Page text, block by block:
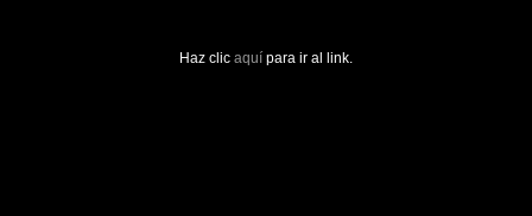
Haz clic aquí para ir al link.